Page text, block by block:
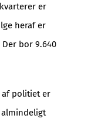
er
heraf er
bor 9.640
af politiet er